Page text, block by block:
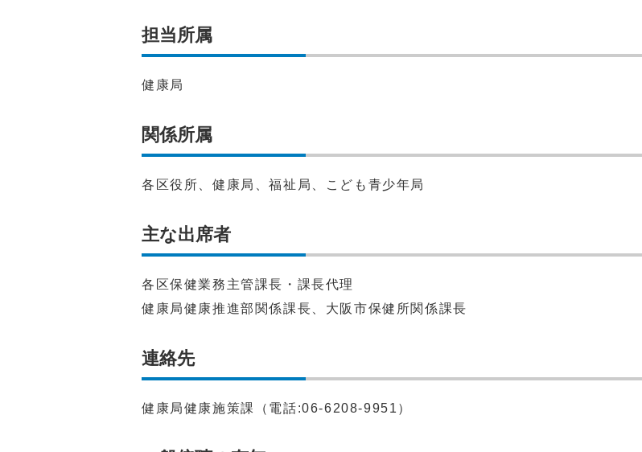
担当所属
健康局
関係所属
各区役所、健康局、福祉局、こども青少年局
主な出席者
各区保健業務主管課長・課長代理
健康局健康推進部関係課長、大阪市保健所関係課長
連絡先
健康局健康施策課（電話:06-6208-9951）